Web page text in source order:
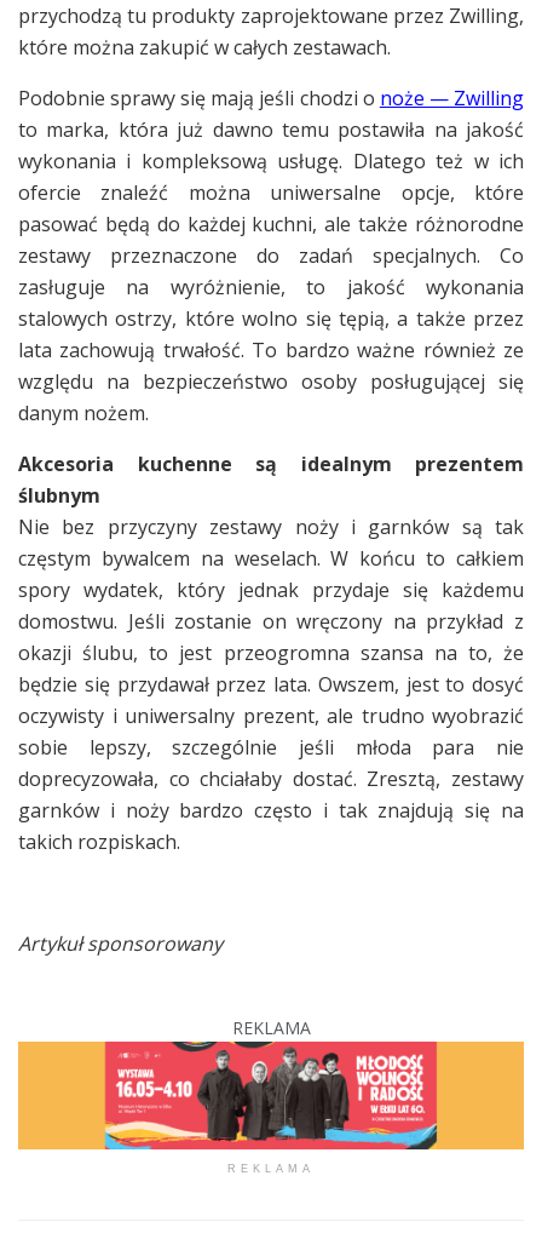
przychodzą tu produkty zaprojektowane przez Zwilling,
które można zakupić w całych zestawach.
Podobnie sprawy się mają jeśli chodzi o noże — Zwilling
to marka, która już dawno temu postawiła na jakość
wykonania i kompleksową usługę. Dlatego też w ich
ofercie znaleźć można uniwersalne opcje, które
pasować będą do każdej kuchni, ale także różnorodne
zestawy przeznaczone do zadań specjalnych. Co
zasługuje na wyróżnienie, to jakość wykonania
stalowych ostrzy, które wolno się tępią, a także przez
lata zachowują trwałość. To bardzo ważne również ze
względu na bezpieczeństwo osoby posługującej się
danym nożem.
Akcesoria kuchenne są idealnym prezentem
ślubnym
Nie bez przyczyny zestawy noży i garnków są tak
częstym bywalcem na weselach. W końcu to całkiem
spory wydatek, który jednak przydaje się każdemu
domostwu. Jeśli zostanie on wręczony na przykład z
okazji ślubu, to jest przeogromna szansa na to, że
będzie się przydawał przez lata. Owszem, jest to dosyć
oczywisty i uniwersalny prezent, ale trudno wyobrazić
sobie lepszy, szczególnie jeśli młoda para nie
doprecyzowała, co chciałaby dostać. Zresztą, zestawy
garnków i noży bardzo często i tak znajdują się na
takich rozpiskach.
Artykuł sponsorowany
REKLAMA
REKLAMA